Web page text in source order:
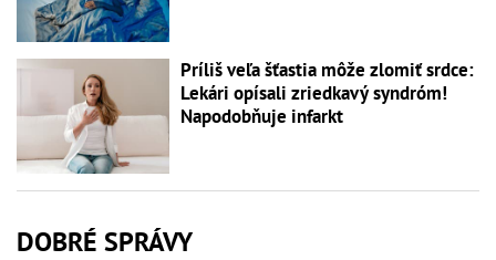
Príliš veľa šťastia môže zlomiť srdce:
Lekári opísali zriedkavý syndróm!
Napodobňuje infarkt
DOBRÉ SPRÁVY